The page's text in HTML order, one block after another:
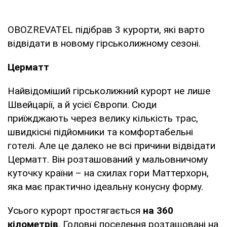
OBOZREVATEL підібрав 3 курорти, які варто
відвідати в новому гірськолижному сезоні.
Церматт
Найвідоміший гірськолижний курорт не лише
Швейцарії, а й усієї Європи. Сюди
приїжджають через велику кількість трас,
швидкісні підйомники та комфортабельні
готелі. Але це далеко не всі причини відвідати
Церматт. Він розташований у мальовничому
куточку країни – на схилах гори Маттерхорн,
яка має практично ідеальну конусну форму.
Усього курорт простягається на 360
кілометрів. Головні поселення розташовані на